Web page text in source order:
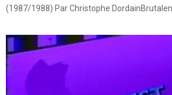
(1987/1988) Par Christophe